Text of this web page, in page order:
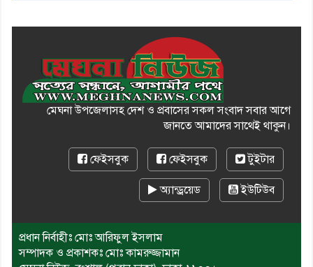
মেঘনা উপজেলাসহ দেশ ও প্রবাসের সকল সংবাদ সবার আগে
জানতে আমাদের সাথেই থাকুন।
ফেইসবুক ফেইসবুক টুইটার
অ্যান্ড্রয়েড ইউটিউব
প্রধান নির্বাহীঃ মোঃ আরিফুল ইসলাম
সম্পাদক ও প্রকাশকঃ মোঃ কামরুজ্জামান